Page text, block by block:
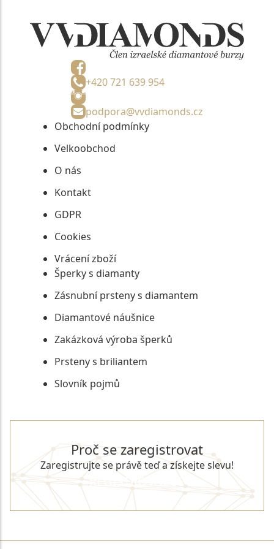
+420 721 639 954
podpora@vvdiamonds.cz
Obchodní podmínky
Velkoobchod
O nás
Kontakt
GDPR
Cookies
Vrácení zboží
Šperky s diamanty
Zásnubní prsteny s diamantem
Diamantové náušnice
Zakázková výroba šperků
Prsteny s briliantem
Slovník pojmů
Proč se zaregistrovat
Zaregistrujte se právě teď a získejte slevu!
REGISTROVAT SE